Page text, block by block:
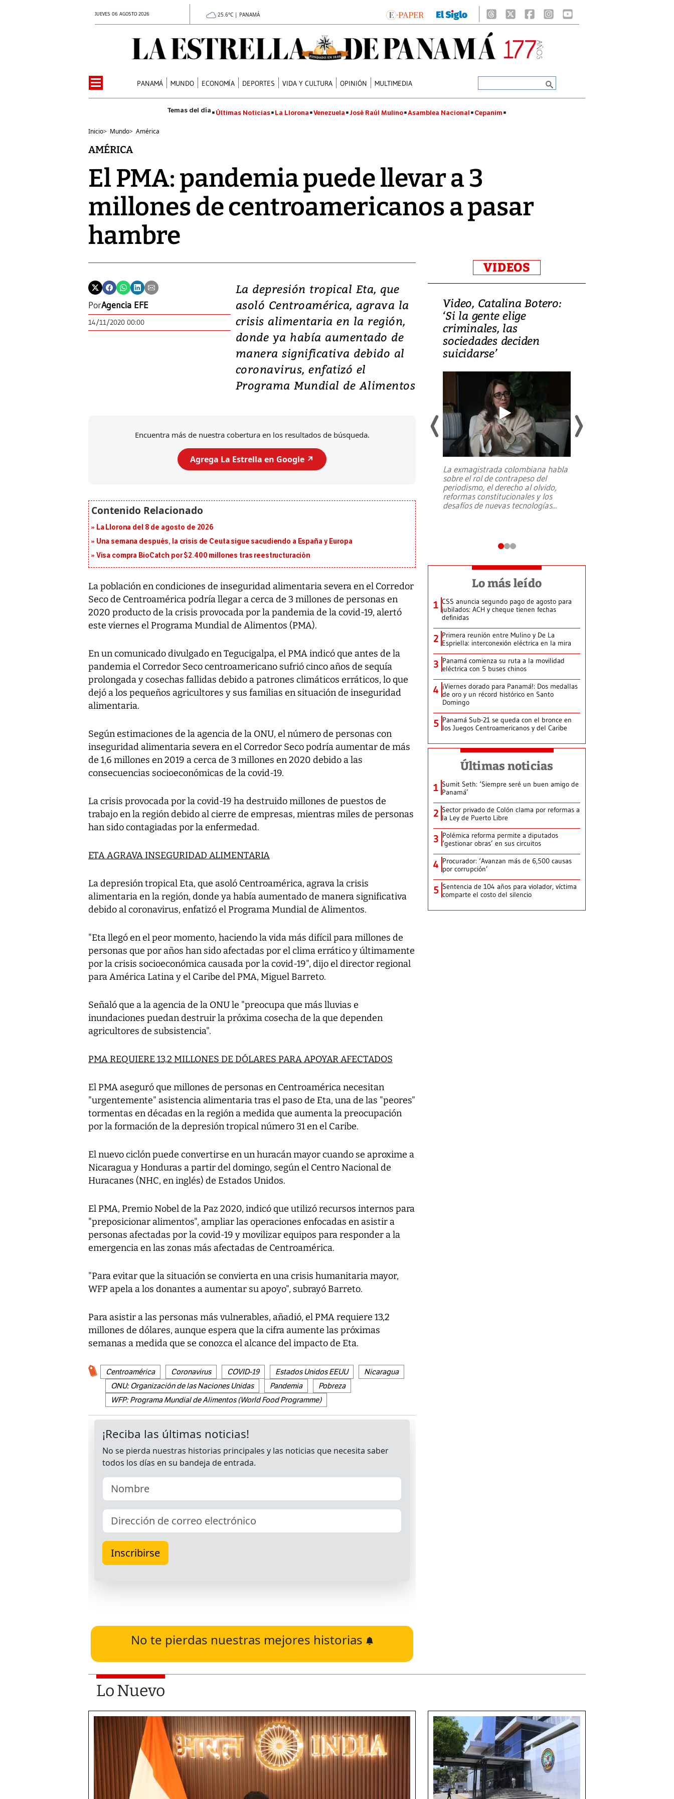
JUEVES 06 AGOSTO 2026 25.6°C | PANAMÁ
PANAMÁ MUNDO ECONOMÍA DEPORTES VIDA Y CULTURA OPINIÓN MULTIMEDIA
Últimas Noticias La Llorona Venezuela José Raúl Mulino Asamblea Nacional Cepanim
Inicio> Mundo> América
AMÉRICA
El PMA: pandemia puede llevar a 3
millones de centroamericanos a pasar
hambre
PorAgencia EFE
14/11/2020 00:00
La depresión tropical Eta, que
asoló Centroamérica, agrava la
crisis alimentaria en la región,
donde ya había aumentado de
manera significativa debido al
coronavirus, enfatizó el
Programa Mundial de Alimentos
Encuentra más de nuestra cobertura en los resultados de búsqueda.
Agrega La Estrella en Google ↗️
La Llorona del 8 de agosto de 2026
Una semana después, la crisis de Ceuta sigue sacudiendo a España y Europa
Visa compra BioCatch por $2.400 millones tras reestructuración
La población en condiciones de inseguridad alimentaria severa en el Corredor
Seco de Centroamérica podría llegar a cerca de 3 millones de personas en
2020 producto de la crisis provocada por la pandemia de la covid-19, alertó
este viernes el Programa Mundial de Alimentos (PMA).
En un comunicado divulgado en Tegucigalpa, el PMA indicó que antes de la
pandemia el Corredor Seco centroamericano sufrió cinco años de sequía
prolongada y cosechas fallidas debido a patrones climáticos erráticos, lo que
dejó a los pequeños agricultores y sus familias en situación de inseguridad
alimentaria.
Según estimaciones de la agencia de la ONU, el número de personas con
inseguridad alimentaria severa en el Corredor Seco podría aumentar de más
de 1,6 millones en 2019 a cerca de 3 millones en 2020 debido a las
consecuencias socioeconómicas de la covid-19.
La crisis provocada por la covid-19 ha destruido millones de puestos de
trabajo en la región debido al cierre de empresas, mientras miles de personas
han sido contagiadas por la enfermedad.
ETA AGRAVA INSEGURIDAD ALIMENTARIA
La depresión tropical Eta, que asoló Centroamérica, agrava la crisis
alimentaria en la región, donde ya había aumentado de manera significativa
debido al coronavirus, enfatizó el Programa Mundial de Alimentos.
"Eta llegó en el peor momento, haciendo la vida más difícil para millones de
personas que por años han sido afectadas por el clima errático y últimamente
por la crisis socioeconómica causada por la covid-19", dijo el director regional
para América Latina y el Caribe del PMA, Miguel Barreto.
Señaló que a la agencia de la ONU le "preocupa que más lluvias e
inundaciones puedan destruir la próxima cosecha de la que dependen
agricultores de subsistencia".
PMA REQUIERE 13,2 MILLONES DE DÓLARES PARA APOYAR AFECTADOS
El PMA aseguró que millones de personas en Centroamérica necesitan
"urgentemente" asistencia alimentaria tras el paso de Eta, una de las "peores"
tormentas en décadas en la región a medida que aumenta la preocupación
por la formación de la depresión tropical número 31 en el Caribe.
El nuevo ciclón puede convertirse en un huracán mayor cuando se aproxime a
Nicaragua y Honduras a partir del domingo, según el Centro Nacional de
Huracanes (NHC, en inglés) de Estados Unidos.
El PMA, Premio Nobel de la Paz 2020, indicó que utilizó recursos internos para
"preposicionar alimentos", ampliar las operaciones enfocadas en asistir a
personas afectadas por la covid-19 y movilizar equipos para responder a la
emergencia en las zonas más afectadas de Centroamérica.
"Para evitar que la situación se convierta en una crisis humanitaria mayor,
WFP apela a los donantes a aumentar su apoyo", subrayó Barreto.
Para asistir a las personas más vulnerables, añadió, el PMA requiere 13,2
millones de dólares, aunque espera que la cifra aumente las próximas
semanas a medida que se conozca el alcance del impacto de Eta.
Centroamérica Coronavirus COVID-19 Estados Unidos EEUU
Nicaragua
ONU: Organización de las Naciones Unidas
Pandemia
Pobreza
WFP: Programa Mundial de Alimentos (World Food Programme)
No te pierdas nuestras mejores historias
VIDEOS
Video, Japón: Terremoto
deja heridos y graves
daños en Kumamoto
7,1 se registró este martes 28 de
julio en la prefectura de Kumamoto,
al sur de Japón, provocando una
Video, Catalina Botero:
‘Si la gente elige
criminales, las
sociedades deciden
suicidarse’
La exmagistrada colombiana habla
sobre el rol de contrapeso del
periodismo, el derecho al olvido,
reformas constitucionales y los
desafíos de nuevas tecnologías...
Lo más leído
1 CSS anuncia segundo pago de agosto para
jubilados: ACH y cheque tienen fechas
definidas
2 Primera reunión entre Mulino y De La
Espriella: interconexión eléctrica en la mira
3 Panamá comienza su ruta a la movilidad
eléctrica con 5 buses chinos
4 ¡Viernes dorado para Panamá!: Dos medallas
de oro y un récord histórico en Santo
Domingo
5 Panamá Sub-21 se queda con el bronce en
los Juegos Centroamericanos y del Caribe
Últimas noticias
1 Sumit Seth: ‘Siempre seré un buen amigo de
Panamá’
2 Sector privado de Colón clama por reformas a
la Ley de Puerto Libre
3 Polémica reforma permite a diputados
‘gestionar obras’ en sus circuitos
4 Procurador: ‘Avanzan más de 6,500 causas
por corrupción’
5 Sentencia de 104 años para violador, víctima
comparte el costo del silencio
Lo Nuevo